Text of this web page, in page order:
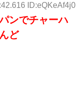
ID:eQKeAf4j0
ンでチャーハ
ど